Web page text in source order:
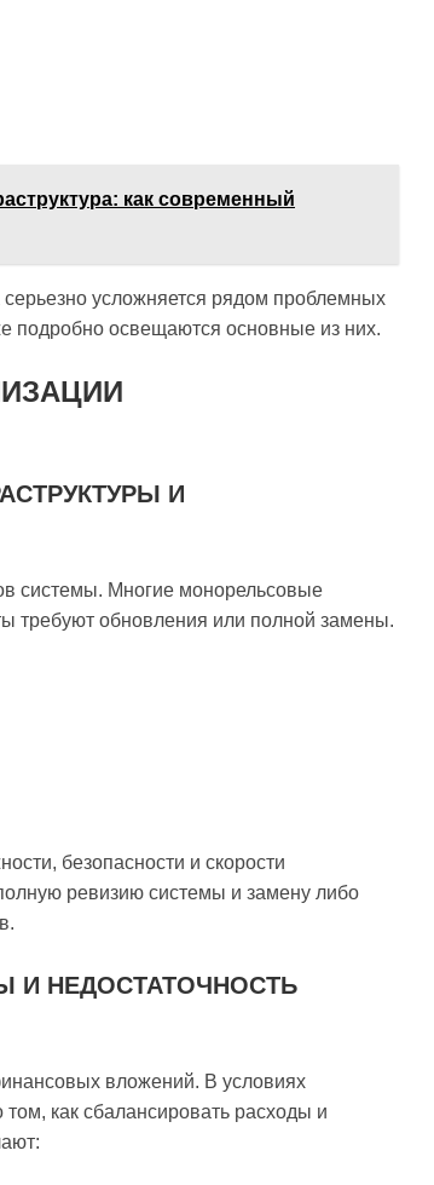
как современный
усложняется рядом проблемных
подробно освещаются основные из них.
И
системы. Многие монорельсовые
требуют обновления или полной замены.
безопасности и скорости
ревизию системы и замену либо
И НЕДОСТАТОЧНОСТЬ
вложений. В условиях
том, как сбалансировать расходы и